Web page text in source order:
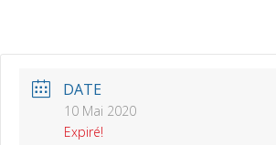
DATE
10 Mai 2020
Expiré!